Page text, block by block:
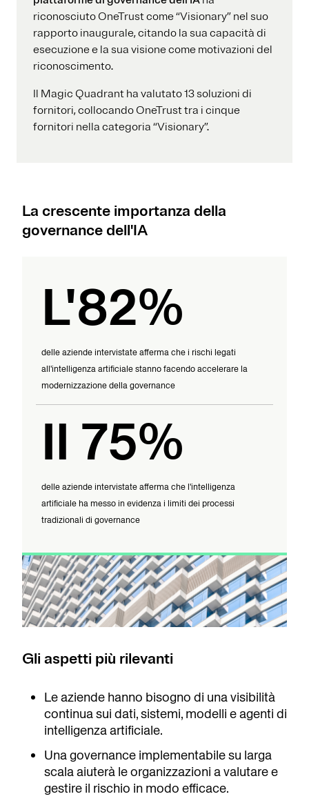
riconosciuto OneTrust come “Visionary” nel suo
rapporto inaugurale, citando la sua capacità di
esecuzione e la sua visione come motivazioni del
riconoscimento.
Il Magic Quadrant ha valutato 13 soluzioni di
fornitori, collocando OneTrust tra i cinque
fornitori nella categoria “Visionary”.
La crescente importanza della
governance dell'IA
L'82%
delle aziende intervistate afferma che i rischi legati
all'intelligenza artificiale stanno facendo accelerare la
modernizzazione della governance
Il 75%
delle aziende intervistate afferma che l'intelligenza
artificiale ha messo in evidenza i limiti dei processi
tradizionali di governance
Gli aspetti più rilevanti
Le aziende hanno bisogno di una visibilità
continua sui dati, sistemi, modelli e agenti di
intelligenza artificiale.
Una governance implementabile su larga
scala aiuterà le organizzazioni a valutare e
gestire il rischio in modo efficace.